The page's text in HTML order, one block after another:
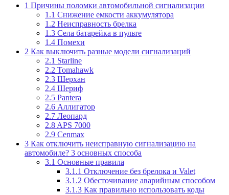
1 Причины поломки автомобильной сигнализации
1.1 Снижение емкости аккумулятора
1.2 Неисправность брелка
1.3 Села батарейка в пульте
1.4 Помехи
2 Как выключить разные модели сигнализаций
2.1 Starline
2.2 Tomahawk
2.3 Шерхан
2.4 Шериф
2.5 Pantera
2.6 Аллигатор
2.7 Леопард
2.8 APS 7000
2.9 Cenmax
3 Как отключить неисправную сигнализацию на
автомобиле? 3 основных способа
3.1 Основные правила
3.1.1 Отключение без брелока и Valet
3.1.2 Обесточивание аварийным способом
3.1.3 Как правильно использовать коды